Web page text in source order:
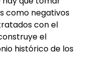
como negativos
con el
el
histórico de los